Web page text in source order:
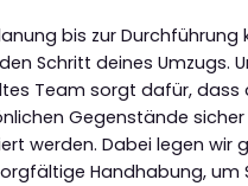
bis zur Durchführung
Schritt deines Umzugs.
Team sorgt dafür, dass
Gegenstände
werden. Dabei legen wir
Handhabung, um